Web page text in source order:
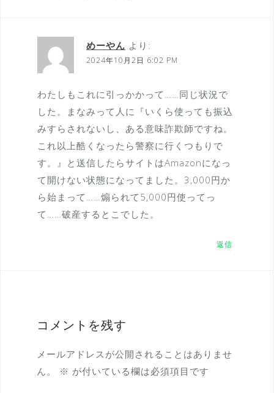
めーやん より:
2024年10月2日 6:02 PM
わたしもこれに引っかかって……同じ状況で
した。まなみって人に『いくら使っても振込
みすらされないし、ある意味詐欺師ですね。
これ以上酷くなったら警察に行くつもりで
す。』と送信したらサイトはAmazonになっ
て開けない状態になってました。3,000円か
ら始まって……煽られて5,000円使ってっ
て……破産するとこでした。
返信
コメントを残す
メールアドレスが公開されることはありませ
ん。
※ が付いている欄は必須項目です